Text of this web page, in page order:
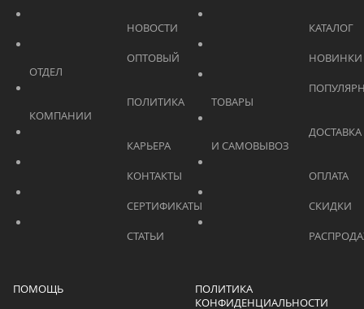
			    		КАРЬЕРА
ПОМОЩЬ
ПОЛИТИКА
КОНФИДЕНЦИАЛЬНОСТИ